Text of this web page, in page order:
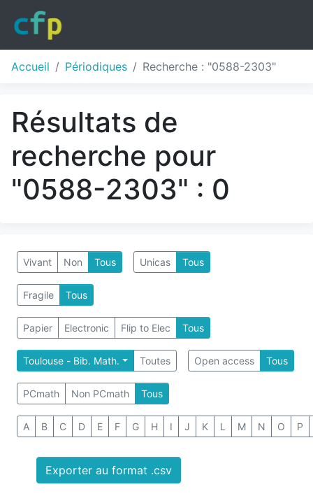
Accueil Périodiques Recherche : "0588-2303"
Résultats de
recherche pour
"0588-2303" : 0
Vivant Non Tous Unicas Tous
Fragile Tous
Papier Electronic Flip to Elec Tous
Toulouse - Bib. Math. Toutes Open access Tous
PCmath Non PCmath Tous
A B C D E F G H I J K L M N O P
Exporter au format .csv